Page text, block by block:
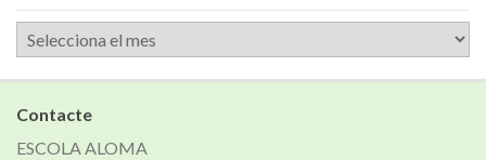
Arxiu
de
notícies
Contacte
ESCOLA ALOMA